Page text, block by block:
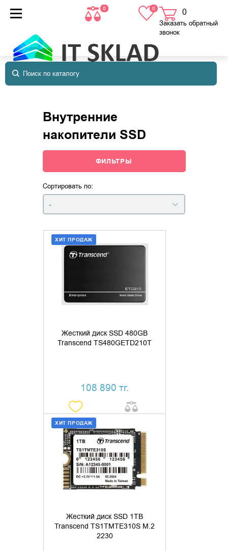
0 0 0
в корзине
Заказать обратный
звонок
Внутренние
накопители SSD
ФИЛЬТРЫ
Сортировать по:
-
Жесткий диск SSD 480GB
Transcend TS480GETD210T
108 890 тг.
ХИТ ПРОДАЖ
ДОБАВИТЬ В КОРЗИНУ
Жесткий диск SSD 1TB
Transcend TS1TMTE310S M.2
2230
ХИТ ПРОДАЖ
ДОБАВИТЬ В КОРЗИНУ
КУПИТЬ В 1 КЛИК